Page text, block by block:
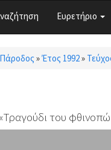
Ευρετήριο
Πάροδος »Έτος 1992»
του